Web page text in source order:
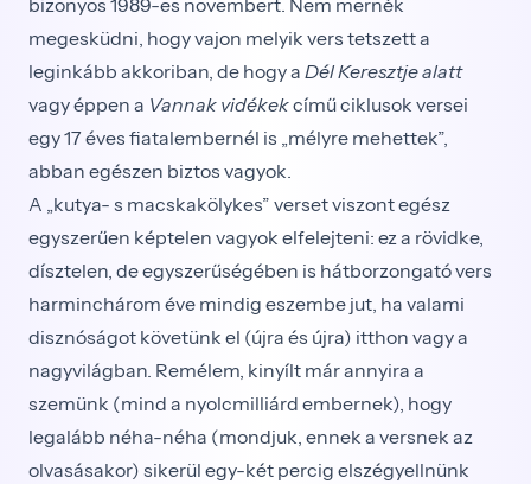
bizonyos 1989-es novembert. Nem mernék
megesküdni, hogy vajon melyik vers tetszett a
leginkább akkoriban, de hogy a Dél Keresztje alatt
vagy éppen a Vannak vidékekcímű ciklusok versei
egy 17 éves fiatalembernél is „mélyre mehettek”,
abban egészen biztos vagyok.
A „kutya- s macskakölykes” verset viszont egész
egyszerűen képtelen vagyok elfelejteni: ez a rövidke,
dísztelen, de egyszerűségében is hátborzongató vers
harminchárom éve mindig eszembe jut, ha valami
disznóságot követünk el (újra és újra) itthon vagy a
nagyvilágban. Remélem, kinyílt már annyira a
szemünk (mind a nyolcmilliárd embernek), hogy
legalább néha-néha (mondjuk, ennek a versnek az
olvasásakor) sikerül egy-két percig elszégyellnünk